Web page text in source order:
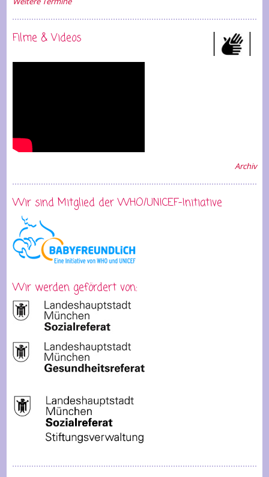
Filme & Videos
Archiv
Wir sind Mitglied der WHO/UNICEF-Initiative
Wir werden gefördert von: